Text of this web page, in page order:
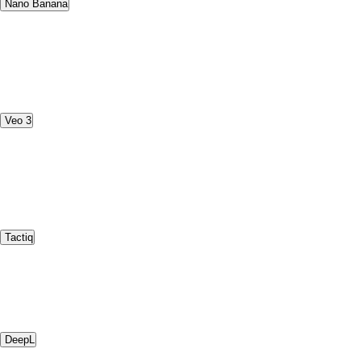
Nano Banana
Veo 3
Tactiq
DeepL